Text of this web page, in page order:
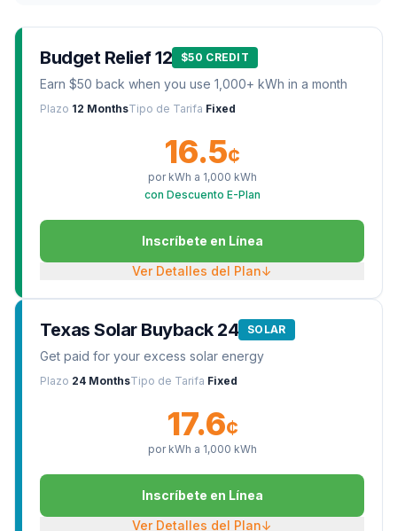
Budget Relief 12 $50 CREDIT
Earn $50 back when you use 1,000+ kWh in a month
Plazo 12 MonthsTipo de Tarifa Fixed
16.5¢
por kWh a 1,000 kWh
con Descuento E-Plan
Inscríbete en Línea
Ver Detalles del Plan↓
Texas Solar Buyback 24 SOLAR
Get paid for your excess solar energy
Plazo 24 MonthsTipo de Tarifa Fixed
17.6¢
por kWh a 1,000 kWh
Inscríbete en Línea
Ver Detalles del Plan↓